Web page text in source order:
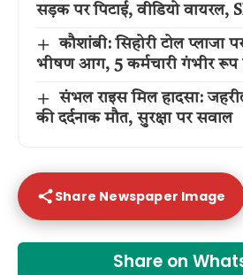
सड़क पर पिटाई, वीडियो वायरल,
कौशांबी: सिहोरी टोल प्लाजा
भीषण आग, 5 कर्मचारी गंभीर
संभल राइस मिल हादसा:
की दर्दनाक मौत, सुरक्षा पर सवाल
Share Newspaper Image
Share on